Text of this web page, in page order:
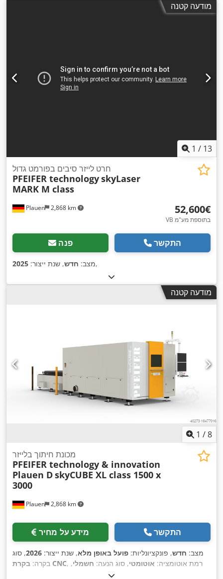
מודעה קטנה
1 / 13
Plauen 2,868 km
חרט לייזר סיבים בפורמט גדול
PFEIFER technologyskyLaser
MARK M class
‏52,600 ‏€
VB בתוספת מע"מ
פנה התקשר
מצב: חדש, שנת ייצור: 2025 ,
מודעה קטנה
1 /8
Plauen 2,868 km
מכונת חיתוך בלייזר
PFEIFER technology & innovation
Plauen DskyCUBE XL class 1500 x
3000
מידע על מחיר התקשר
מצב: חדש, פונקציונליות: פועל באופן מלא, שנת ייצור: 2026, סוג
בקרה: בקרת CNC , רמת אוטומציה: אוטומטי, סוג הנעה: חשמלי,
הספק לייזר:6,000 וואט